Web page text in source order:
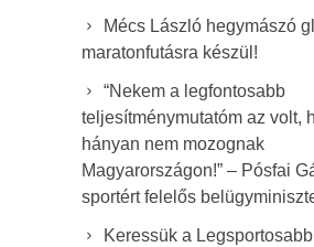
Mécs László hegymászó
maratonfutásra készül!
“Nekem a legfontosabb
teljesítménymutatóm az volt,
hányan nem mozognak
Magyarországon!” – Pósfai
sportért felelős
Keressük a Legsportosabb